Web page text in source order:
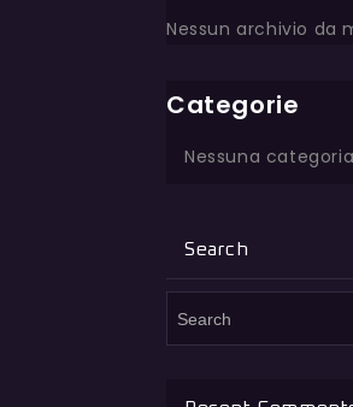
Nessun archivio da
Categorie
Nessuna categoria
Search